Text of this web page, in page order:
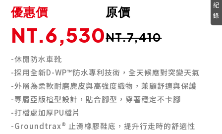
原價
NT.7,410
優惠價
NT.6,530
-休閒防水車靴
-採用全新D-WP™防水專利技術，全天候應對突變天氣
-外層為柔軟耐磨麂皮與高強度織物，兼顧舒適與保護
-專屬亞版楦型設計，貼合腳型，穿著穩定不卡腳
-打檔處加厚PU檔片
-Groundtrax® 止滑橡膠鞋底，提升行走時的舒適性
紀
錄